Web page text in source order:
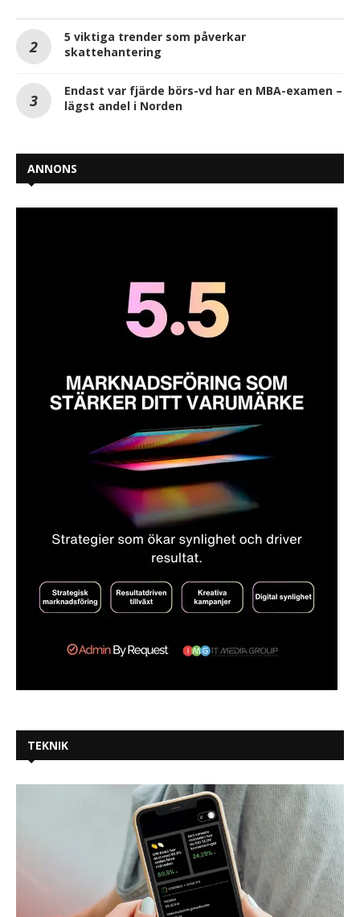
5 viktiga trender som påverkar
skattehantering
Endast var fjärde börs-vd har en MBA-examen –
lägst andel i Norden
ANNONS
TEKNIK